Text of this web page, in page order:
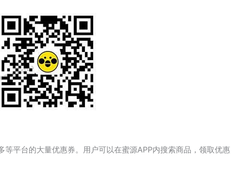
等平台的大量优惠券。用户可以在蜜源APP内搜索商品，领取优惠